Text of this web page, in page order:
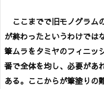
ここまでで旧モノグラム
が終わったというわけでは
筆ムラをタミヤのフィニッ
番で全体を均し、必要があ
ある。ここからが筆塗りの